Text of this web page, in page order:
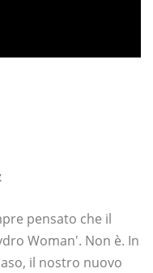
pensato che il
Woman'. Non è. In
il nostro nuovo